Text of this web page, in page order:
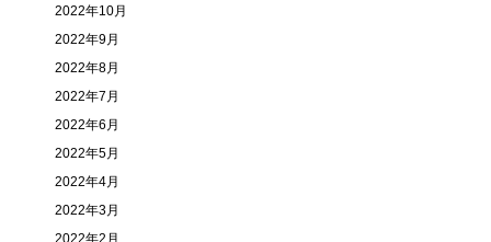
2022年10月
2022年9月
2022年8月
2022年7月
2022年6月
2022年5月
2022年4月
2022年3月
2022年2月